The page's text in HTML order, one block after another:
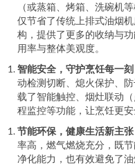
（或蒸箱、烤箱、洗碗机
仅节省了传统上排式油烟
构，提供了更多的收纳与
用率与整体美观度。
智能安全，守护烹饪每一刻
动检测切断、熄火保护、
载了智能触控、烟灶联动
程监控等功能，让烹饪更
节能环保，健康生活新主张
率高，燃气燃烧充分，既
净化能力，也有效避免了